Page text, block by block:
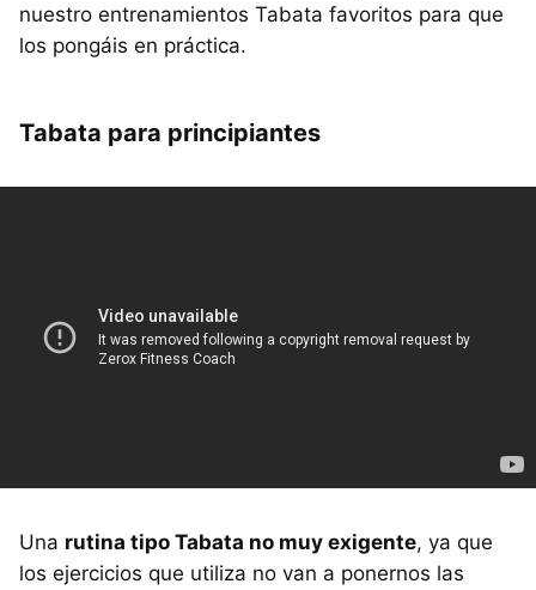
nuestro entrenamientos Tabata favoritos para que
los pongáis en práctica.
Tabata para principiantes
Una rutina tipo Tabata no muy exigente, ya que
los ejercicios que utiliza no van a ponernos las